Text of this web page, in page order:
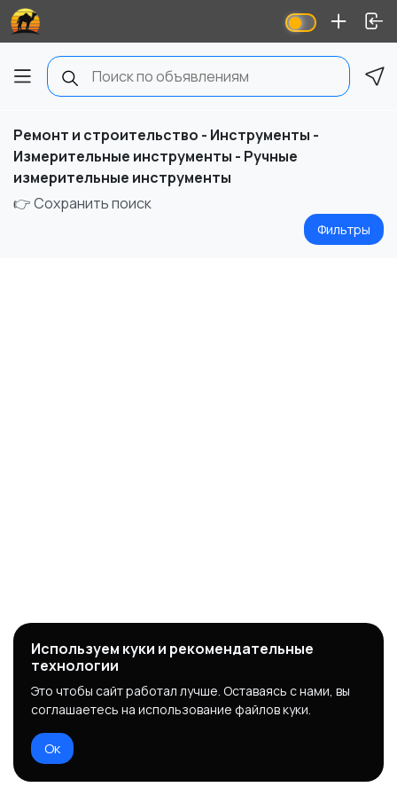
Ремонт и строительство - Инструменты -
Измерительные инструменты - Ручные
измерительные инструменты
👉 Сохранить поиск
Фильтры
Используем куки и рекомендательные
технологии
Это чтобы сайт работал лучше. Оставаясь с нами, вы
соглашаетесь на использование файлов куки.
Ок